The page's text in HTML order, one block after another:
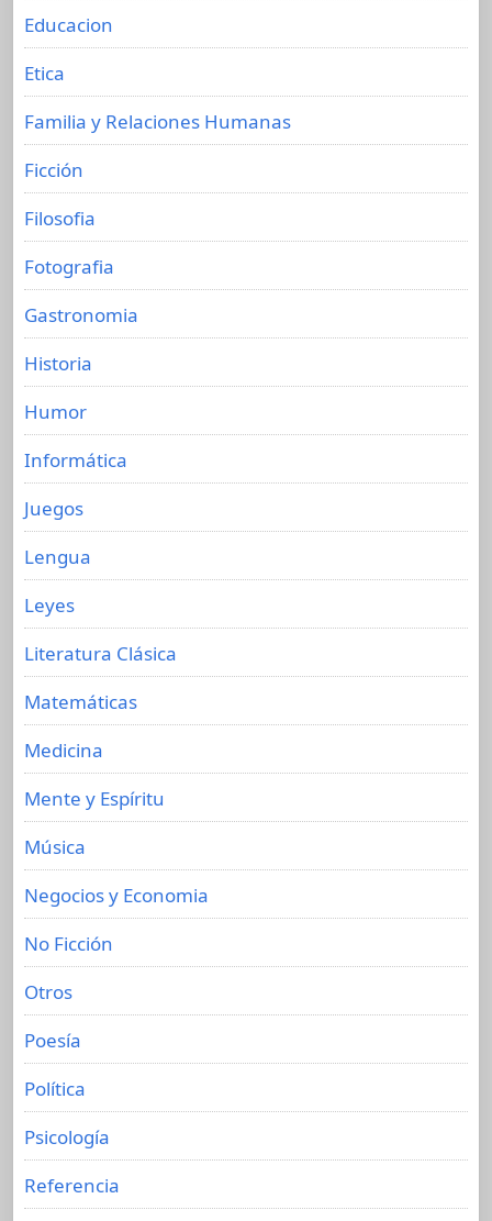
Educacion
Etica
Familia y Relaciones Humanas
Ficción
Filosofia
Fotografia
Gastronomia
Historia
Humor
Informática
Juegos
Lengua
Leyes
Literatura Clásica
Matemáticas
Medicina
Mente y Espíritu
Música
Negocios y Economia
No Ficción
Otros
Poesía
Política
Psicología
Referencia